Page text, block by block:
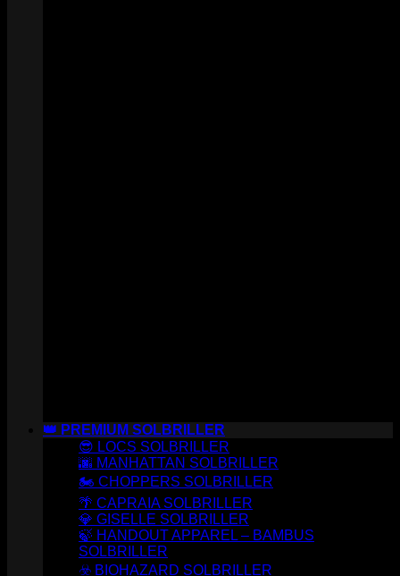
👑 PREMIUM SOLBRILLER
😎 LOCS SOLBRILLER
🌆 MANHATTAN SOLBRILLER
🏍️ CHOPPERS SOLBRILLER
🌴 CAPRAIA SOLBRILLER
💎 GISELLE SOLBRILLER
🍃 HANDOUT APPAREL – BAMBUS
SOLBRILLER
☣️ BIOHAZARD SOLBRILLER